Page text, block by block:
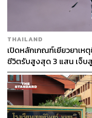
THAILAND
เปิดหลักเกณฑ์เยียวยาเห
ชีวิตรับสูงสุด 3 แสน เจ็บ
ระดับ